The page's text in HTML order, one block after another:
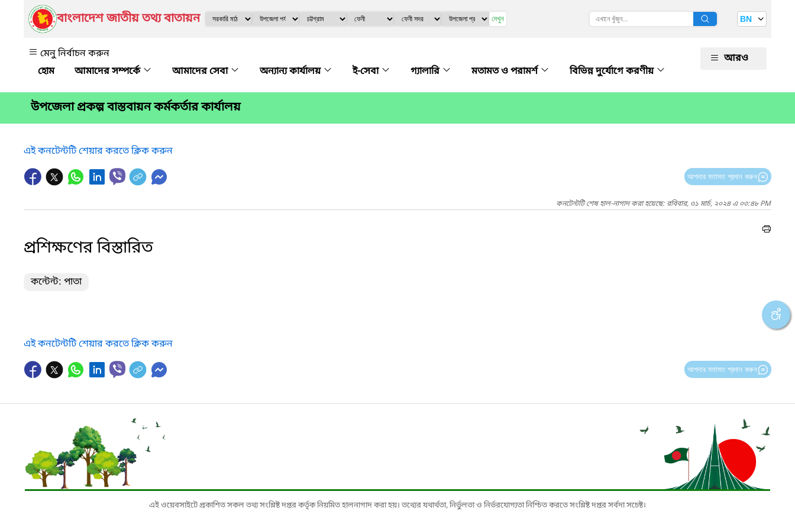
বাংলাদেশ জাতীয় তথ্য বাতায়ন দেখুন BN
মেনু নির্বাচন করুন
আমাদের সম্পর্কে
আমাদের সেবা অন্যান্য কার্যালয় ই-সেবা গ্যালারি মতামত ও পরামর্শ বিভিন্ন দুর্যোগে করণীয়
আরও
উপজেলা প্রকল্প বাস্তবায়ন কর্মকর্তার কার্যালয়
এই কনটেন্টটি শেয়ার করতে ক্লিক করুন
আপনার মতামত প্রদান করুন
কনটেন্টটি শেষ হাল-নাগাদ করা হয়েছে: রবিবার, ৩১ মার্চ, ২০২৪ এ ০৩:৪৮ PM
প্রশিক্ষণের বিস্তারিত
কন্টেন্ট: পাতা
এই কনটেন্টটি শেয়ার করতে ক্লিক করুন
আপনার মতামত প্রদান করুন
এই ওয়েবসাইটে প্রকাশিত সকল তথ্য সংশ্লিষ্ট দপ্তর কর্তৃক নিয়মিত হালনাগাদ করা হয়। তথ্যের যথার্থতা, নির্ভুলতা ও নির্ভরযোগ্যতা নিশ্চিত করতে সংশ্লিষ্ট দপ্তর সর্বদা সচেষ্ট।